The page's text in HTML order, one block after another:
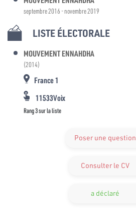
septembre 2016 - novembre 2019
LISTE ÉLECTORALE
MOUVEMENT ENNAHDHA
(2014)
France 1
11533Voix
Rang 3 sur la liste
Poser une question
Consulter le CV
a déclaré